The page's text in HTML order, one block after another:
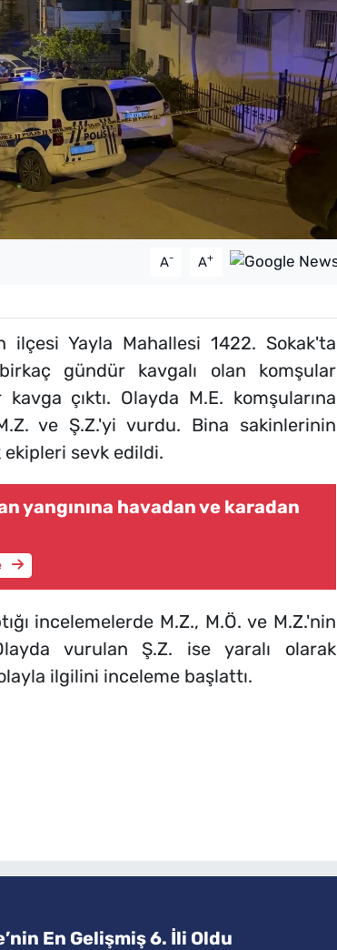
A- A+
ilçesi Yayla Mahallesi 1422. Sokak'ta
gündür kavgalı olan komşular
çıktı. Olayda M.E. komşularına
ve Ş.Z.'yi vurdu. Bina sakinlerinin
ekipleri sevk edildi.
yangınına havadan ve karadan
incelemelerde M.Z., M.Ö. ve M.Z.'nin
vurulan Ş.Z. ise yaralı olarak
ilgilini inceleme başlattı.
En Gelişmiş 6. İli Oldu